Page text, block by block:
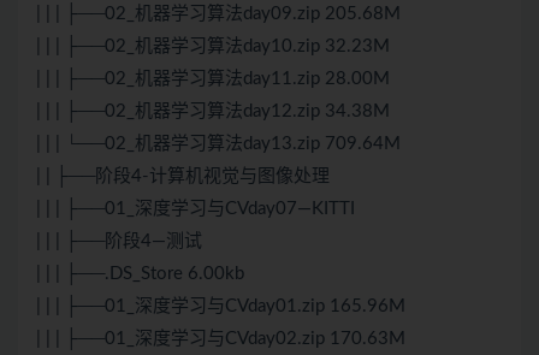
| | | ├──02_机器学习算法day09.zip 205.68M
| | | ├──02_机器学习算法day10.zip 32.23M
| | | ├──02_机器学习算法day11.zip 28.00M
| | | ├──02_机器学习算法day12.zip 34.38M
| | | └──02_机器学习算法day13.zip 709.64M
| | ├──阶段4-计算机视觉与图像处理
| | | ├──01_深度学习与CVday07—KITTI
| | | ├──阶段4—测试
| | | ├──.DS_Store 6.00kb
| | | ├──01_深度学习与CVday01.zip 165.96M
| | | ├──01_深度学习与CVday02.zip 170.63M